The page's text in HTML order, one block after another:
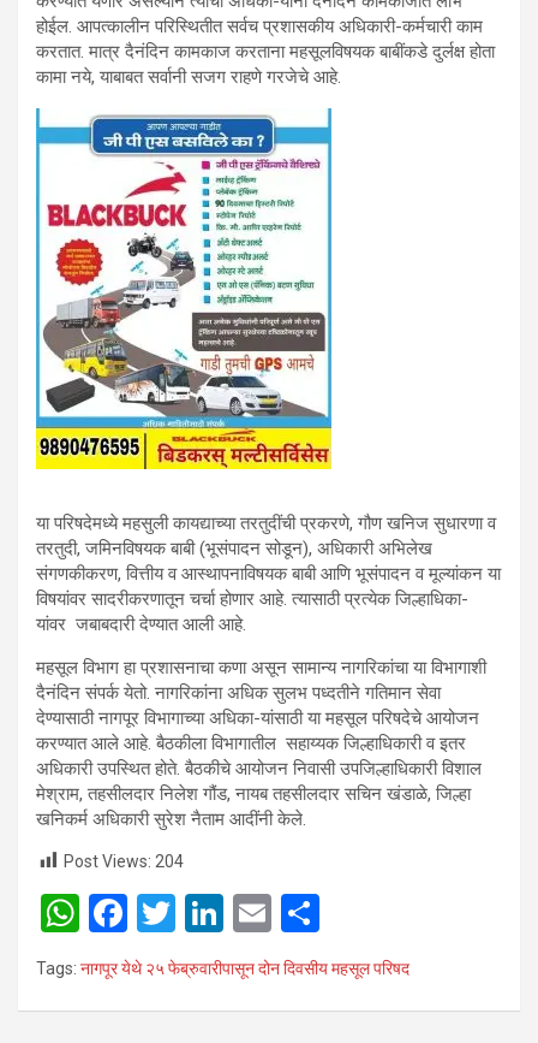
होईल. आपत्कालीन परिस्थितीत सर्वच प्रशासकीय अधिकारी-कर्मचारी काम
करतात. मात्र दैनंदिन कामकाज करताना महसूलविषयक बाबींकडे दुर्लक्ष होता
कामा नये, याबाबत सर्वानी सजग राहणे गरजेचे आहे.
या परिषदेमध्ये महसुली कायद्याच्या तरतुदींची प्रकरणे, गौण खनिज सुधारणा व
तरतुदी, जमिनविषयक बाबी (भूसंपादन सोडून), अधिकारी अभिलेख
संगणकीकरण, वित्तीय व आस्थापनाविषयक बाबी आणि भूसंपादन व मूल्यांकन या
विषयांवर सादरीकरणातून चर्चा होणार आहे. त्यासाठी प्रत्येक जिल्हाधिका-
यांवर जबाबदारी देण्यात आली आहे.
महसूल विभाग हा प्रशासनाचा कणा असून सामान्य नागरिकांचा या विभागाशी
दैनंदिन संपर्क येतो. नागरिकांना अधिक सुलभ पध्दतीने गतिमान सेवा
देण्यासाठी नागपूर विभागाच्या अधिका-यांसाठी या महसूल परिषदेचे आयोजन
करण्यात आले आहे. बैठकीला विभागातील सहाय्यक जिल्हाधिकारी व इतर
अधिकारी उपस्थित होते. बैठकीचे आयोजन निवासी उपजिल्हाधिकारी विशाल
मेश्राम, तहसीलदार निलेश गौंड, नायब तहसीलदार सचिन खंडाळे, जिल्हा
खनिकर्म अधिकारी सुरेश नैताम आदींनी केले.
Post Views: 204
W
h
at
F
a
ce
T
wi
tt
Li
n
ke
E
m
ail
h
ar
Tags: नागपूर येथे २५ फेब्रुवारीपासून दोन दिवसीय महसूल परिषद